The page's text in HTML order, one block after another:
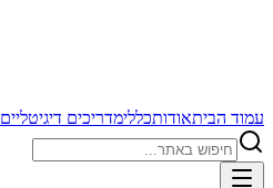
עמוד הביתאודותכללימדריכים דיגיטליים